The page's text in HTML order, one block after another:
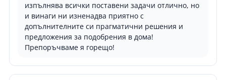
изпълнява всички поставени задачи отлично, но
и винаги ни изненадва приятно с
допълнителните си прагматични решения и
предложения за подобрения в дома!
Препоръчваме я горещо!